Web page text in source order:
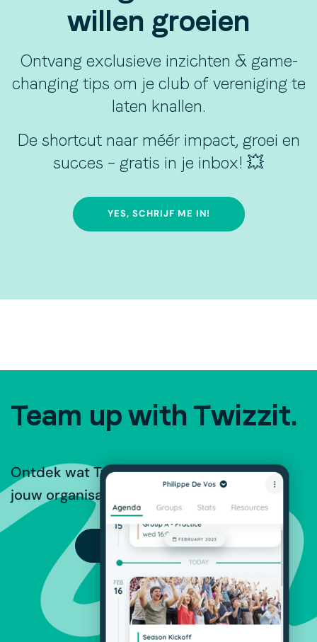
willen groeien
Ontvang exclusieve inzichten & game-
changing tips om je club of vereniging te
laten knallen.
De shortcut naar méér impact, groei en
succes – gratis in je inbox! 💥
YES, SCHRIJF ME IN!
Team up with Twizzit.
Ontdek wat Twizzit te bieden heeft voor
jouw organisatie.
PROBEER GRATIS